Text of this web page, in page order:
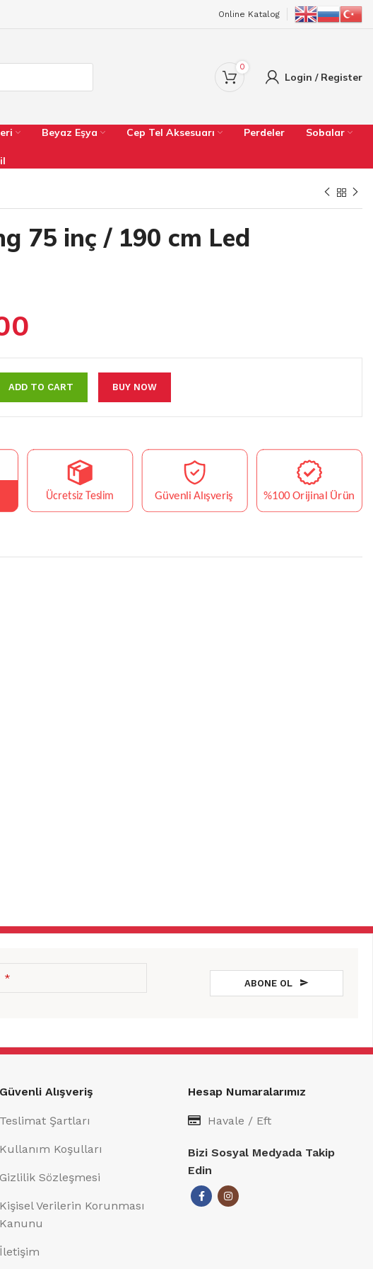
Online Katalog
0
Login / Register
Beyaz Eşya Cep Tel Aksesuarı Perdeler Sobalar
75 inç / 190 cm Led
ADD TO CART BUY NOW
* ABONE OL
Güvenli Alışveriş
Teslimat Şartları
Kullanım Koşulları
Gizlilik Sözleşmesi
Kişisel Verilerin Korunması
Kanunu
İletişim
Hesap Numaralarımız
Havale / Eft
Bizi Sosyal Medyada Takip
Edin